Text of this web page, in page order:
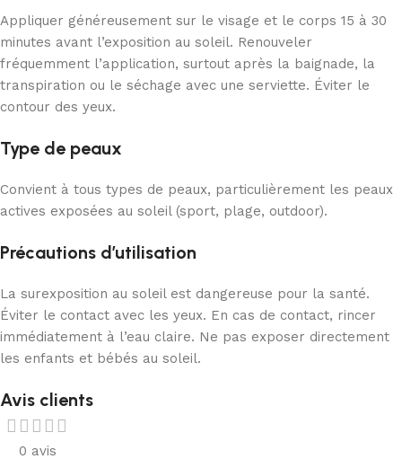
Appliquer généreusement sur le visage et le corps 15 à 30
minutes avant l’exposition au soleil. Renouveler
fréquemment l’application, surtout après la baignade, la
transpiration ou le séchage avec une serviette. Éviter le
contour des yeux.
Type de peaux
Convient à tous types de peaux, particulièrement les peaux
actives exposées au soleil (sport, plage, outdoor).
Précautions d’utilisation
La surexposition au soleil est dangereuse pour la santé.
Éviter le contact avec les yeux. En cas de contact, rincer
immédiatement à l’eau claire. Ne pas exposer directement
les enfants et bébés au soleil.
Avis clients
0 avis